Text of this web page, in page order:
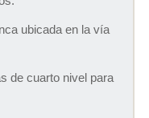
ubicada en la vía
de cuarto nivel para